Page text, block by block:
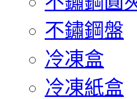
不鏽鋼盤
冷凍盒
冷凍紙盒